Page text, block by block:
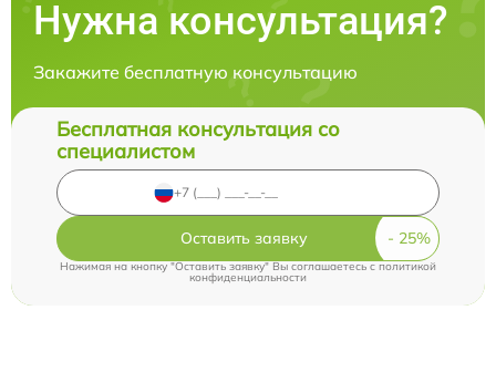
Нужна консультация?
Закажите бесплатную консультацию
Бесплатная консультация со
специалистом
Оставить заявку
Нажимая на кнопку "Оставить заявку" Вы соглашаетесь cполитикой
конфиденциальности